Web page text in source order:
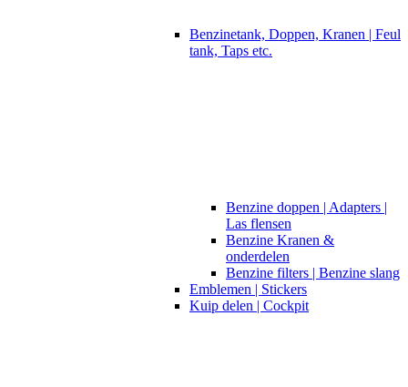
Benzinetank, Doppen, Kranen | Feul
tank, Taps etc.
Benzine doppen | Adapters |
Las flensen
Benzine Kranen &
onderdelen
Benzine filters | Benzine slang
Emblemen | Stickers
Kuip delen | Cockpit